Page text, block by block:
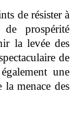
de résister à
de prospérité
la levée des
de
une
menace des